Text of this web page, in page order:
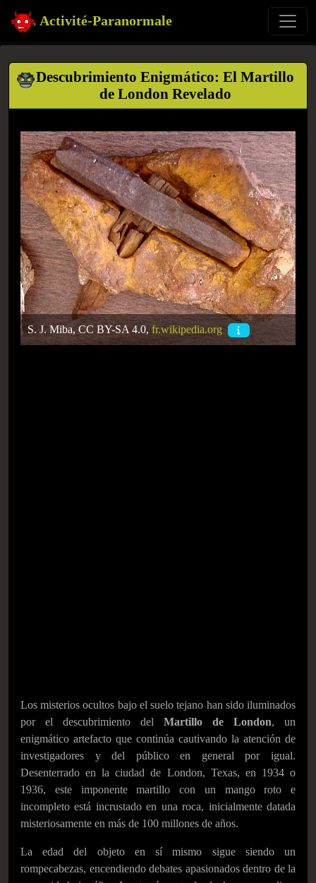
Activité-Paranormale
Descubrimiento Enigmático: El Martillo
de London Revelado
S. J. Miba, CC BY-SA 4.0,fr.wikipedia.org
Los misterios ocultos bajo el suelo tejano han sido iluminados
por el descubrimiento del Martillo de London, un
enigmático artefacto que continúa cautivando la atención de
investigadores y del público en general por igual.
Desenterrado en la ciudad de London, Texas, en 1934 o
1936, este imponente martillo con un mango roto e
incompleto está incrustado en una roca, inicialmente datada
misteriosamente en más de 100 millones de años.
La edad del objeto en sí mismo sigue siendo un
rompecabezas, encendiendo debates apasionados dentro de la